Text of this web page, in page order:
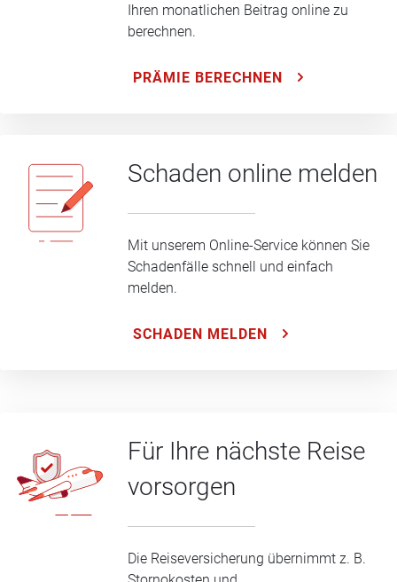
Ihren monatlichen Beitrag online zu
berechnen.
PRÄMIE BERECHNEN
Schaden online melden
Mit unserem Online-Service können Sie
Schadenfälle schnell und einfach
melden.
SCHADEN MELDEN
Für Ihre nächste Reise
vorsorgen
Die Reiseversicherung übernimmt z. B.